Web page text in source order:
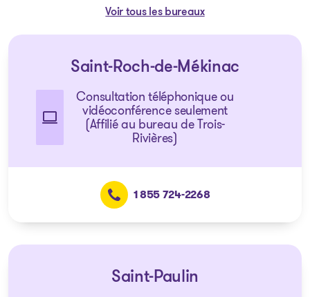
Voir tous les bureaux
Saint-Roch-de-Mékinac
Consultation téléphonique ou
vidéoconférence seulement
(Affilié au bureau de Trois-
Rivières)
1 855 724-2268
Saint-Paulin